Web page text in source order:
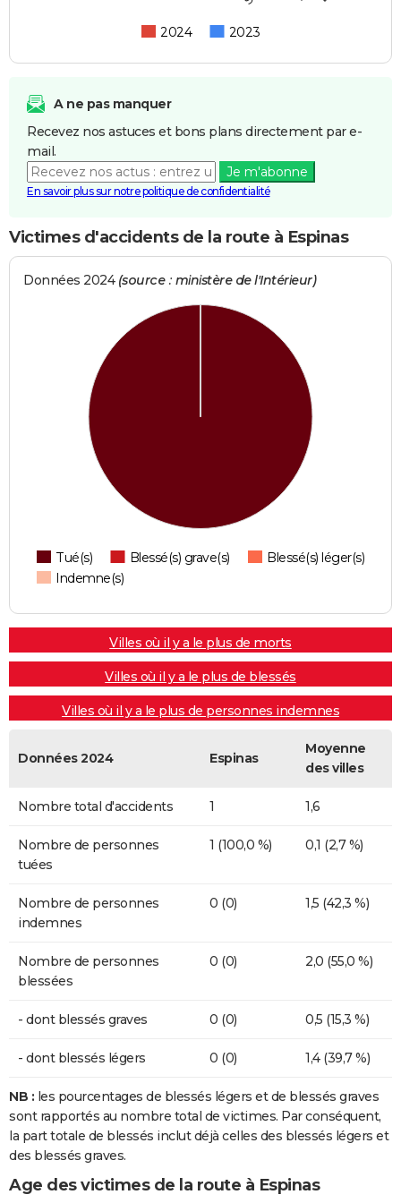
2024 2023
A ne pas manquer
Recevez nos astuces et bons plans directement par e-
mail.
Je m'abonne
En savoir plus sur notre politique de confidentialité
Victimes d'accidents de la route à Espinas
Données 2024 (source : ministère de l'Intérieur)
Tué(s) Blessé(s) grave(s)
Blessé(s) léger(s)
Indemne(s)
Villes où il y a le plus de morts
Villes où il y a le plus de blessés
Villes où il y a le plus de personnes indemnes
Données 2024 Espinas
Moyenne
des villes
Nombre total d'accidents 1 1,6
Nombre de personnes
tuées
1 (100,0 %) 0,1 (2,7 %)
Nombre de personnes
indemnes
0 (0) 1,5 (42,3 %)
Nombre de personnes
blessées
0 (0) 2,0 (55,0 %)
- dont blessés graves 0 (0) 0,5 (15,3 %)
- dont blessés légers 0 (0) 1,4 (39,7 %)
NB : les pourcentages de blessés légers et de blessés graves
sont rapportés au nombre total de victimes. Par conséquent,
la part totale de blessés inclut déjà celles des blessés légers et
des blessés graves.
Age des victimes de la route à Espinas